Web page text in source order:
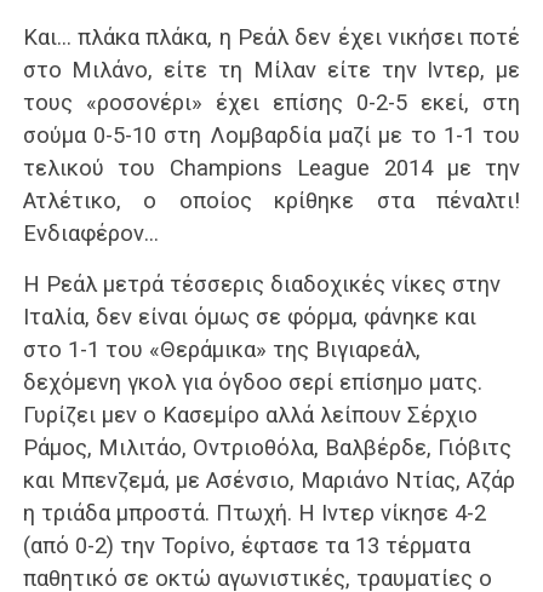
Και… πλάκα πλάκα, η Ρεάλ δεν έχει νικήσει ποτέ
στο Μιλάνο, είτε τη Μίλαν είτε την Ιντερ, με
τους «ροσονέρι» έχει επίσης 0-2-5 εκεί, στη
σούμα 0-5-10 στη Λομβαρδία μαζί με το 1-1 του
τελικού του Champions League 2014 με την
Ατλέτικο, ο οποίος κρίθηκε στα πέναλτι!
Ενδιαφέρον…
Η Ρεάλ μετρά τέσσερις διαδοχικές νίκες στην
Ιταλία, δεν είναι όμως σε φόρμα, φάνηκε και
στο 1-1 του «Θεράμικα» της Βιγιαρεάλ,
δεχόμενη γκολ για όγδοο σερί επίσημο ματς.
Γυρίζει μεν ο Κασεμίρο αλλά λείπουν Σέρχιο
Ράμος, Μιλιτάο, Οντριοθόλα, Βαλβέρδε, Γιόβιτς
και Μπενζεμά, με Ασένσιο, Μαριάνο Ντίας, Αζάρ
η τριάδα μπροστά. Πτωχή. Η Ιντερ νίκησε 4-2
(από 0-2) την Τορίνο, έφτασε τα 13 τέρματα
παθητικό σε οκτώ αγωνιστικές, τραυματίες ο